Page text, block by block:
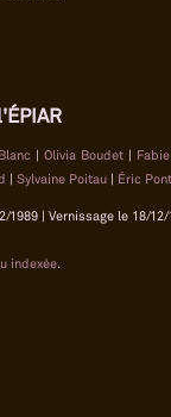
| Olivia Boudet |
| Sylvaine Poitau | Éric
1989 | Vernissage le 18/12/
indexée.